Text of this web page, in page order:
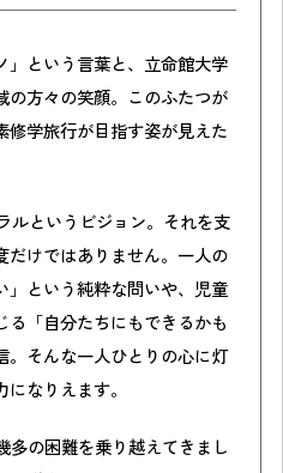
」という言葉と、立命館大学
の方々の笑顔。このふたつが
修学旅行が目指す姿が見えた
ルというビジョン。それを支
だけではありません。一人の
」という純粋な問いや、児童
「自分たちにもできるかも
。そんな一人ひとりの心に灯
なりえます。
多の困難を乗り越えてきまし